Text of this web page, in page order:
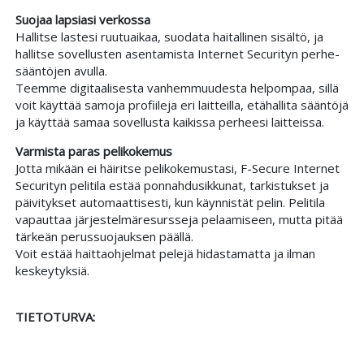
Suojaa lapsiasi verkossa
Hallitse lastesi ruutu­aikaa, suodata haitallinen sisältö, ja
hallitse sovellusten asentamista Internet Securityn perhe­
sääntöjen avulla.
Teemme digitaalisesta vanhemmuudesta helpompaa, sillä
voit käyttää samoja profiileja eri laitteilla, etä­hallita sääntöjä
ja käyttää samaa sovellusta kaikissa perheesi laitteissa.
Varmista paras peli­kokemus
Jotta mikään ei häiritse peli­kokemustasi, F-Secure Internet
Securityn peli­tila estää ponnahdus­ikkunat, tarkistukset ja
päivitykset automaattisesti, kun käynnistät pelin. Peli­tila
vapauttaa järjestelmä­resursseja pelaamiseen, mutta pitää
tärkeän perus­suojauksen päällä.
Voit estää haitta­ohjelmat pelejä hidastamatta ja ilman
keskeytyksiä.
TIETOTURVA: